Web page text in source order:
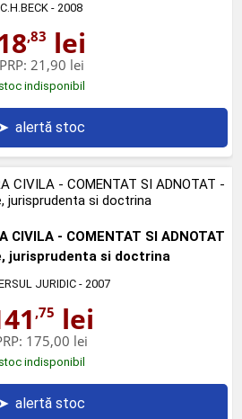
C.H.BECK - 2008
,83 lei
PRP: 21,90 lei
stoc indisponibil
➤ alertă stoc
CIVILA - COMENTAT SI ADNOTAT
jurisprudenta si doctrina
JURIDIC- 2007
,75 lei
175,00 lei
stoc indisponibil
➤ alertă stoc